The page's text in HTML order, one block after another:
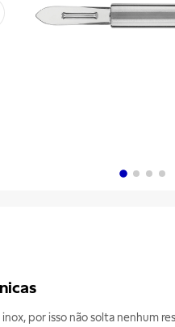
por isso não solta nenhum